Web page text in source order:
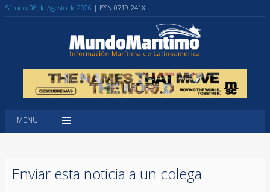
Sábado, 08 de Agosto de 2026 | ISSN 0719-241X
MENU
Enviar esta noticia a un colega